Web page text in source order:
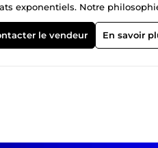
exponentiels. Notre
d’esthétique. Chaque slide
concevons des présentations
Challenges de 3 ou 5
satisfaction complète du
le vendeur En savoir